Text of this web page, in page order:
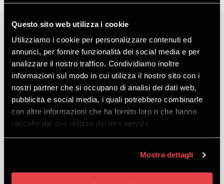
Questo sito web utilizza i cookie
Utilizziamo i cookie per personalizzare contenuti ed
annunci, per fornire funzionalità dei social media e per
analizzare il nostro traffico. Condividiamo inoltre
informazioni sul modo in cui utilizza il nostro sito con i
nostri partner che si occupano di analisi dei dati web,
pubblicità e social media, i quali potrebbero combinarle
con altre informazioni che ha fornito loro o che hanno
raccolto dal suo utilizzo dei loro servizi.
Mostra dettagli
ENTDECKEN
Der Bikepark wartet auf dich! Entdecke die Neuheit
von Mottolino: die neuen Propain Bikes, bereit für
jeden Sprung.
zu verlassen
von€61.00